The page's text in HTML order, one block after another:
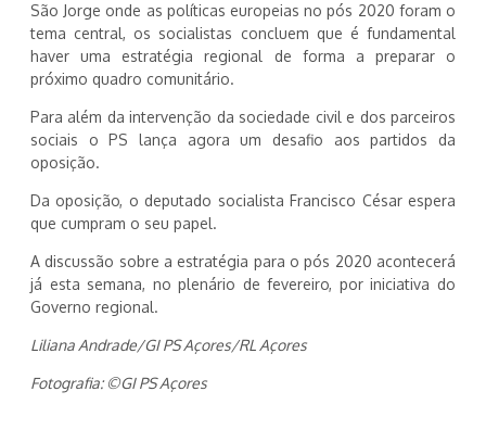
São Jorge onde as políticas europeias no pós 2020 foram o
tema central, os socialistas concluem que é fundamental
haver uma estratégia regional de forma a preparar o
próximo quadro comunitário.
Para além da intervenção da sociedade civil e dos parceiros
sociais o PS lança agora um desafio aos partidos da
oposição.
Da oposição, o deputado socialista Francisco César espera
que cumpram o seu papel.
A discussão sobre a estratégia para o pós 2020 acontecerá
já esta semana, no plenário de fevereiro, por iniciativa do
Governo regional.
Liliana Andrade/GI PS Açores/RL Açores
Fotografia: ©GI PS Açores